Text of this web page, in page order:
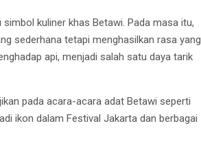
kuliner khas Betawi. Pada masa itu,
sederhana tetapi menghasilkan rasa yang
api, menjadi salah satu daya tarik
pada acara-acara adat Betawi seperti
ikon dalam Festival Jakarta dan berbagai